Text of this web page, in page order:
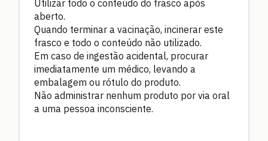
Utilizar todo o conteúdo do frasco após
aberto.
Quando terminar a vacinação, incinerar este
frasco e todo o conteúdo não utilizado.
Em caso de ingestão acidental, procurar
imediatamente um médico, levando a
embalagem ou rótulo do produto.
Não administrar nenhum produto por via oral
a uma pessoa inconsciente.